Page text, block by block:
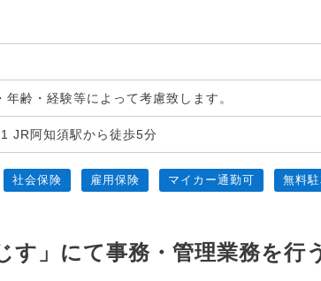
・経験等によって考慮致します。
JR阿知須駅から徒歩5分
社会保険 雇用保険 マイカー通勤可 無料
」にて事務・管理業務を行